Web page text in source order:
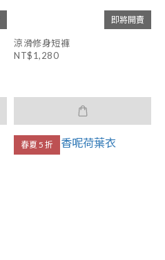
即將開賣
涼滑修身短褲
NT$1,280
春夏 5 折